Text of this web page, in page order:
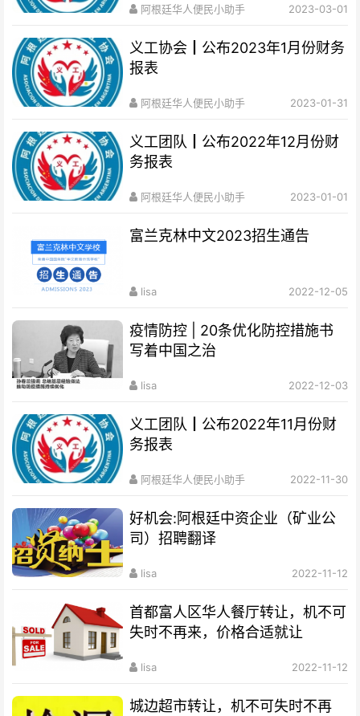
阿根廷华人便民小助手 2023-03-01
义工协会┃公布2023年1月份财务
报表
阿根廷华人便民小助手 2023-01-31
义工团队┃公布2022年12月份财
务报表
阿根廷华人便民小助手 2023-01-01
富兰克林中文2023招生通告
lisa 2022-12-05
疫情防控 | 20条优化防控措施书
写着中国之治
lisa 2022-12-03
义工团队┃公布2022年11月份财
务报表
阿根廷华人便民小助手 2022-11-30
好机会:阿根廷中资企业（矿业公
司）招聘翻译
lisa 2022-11-12
首都富人区华人餐厅转让，机不可
失时不再来，价格合适就让
lisa 2022-11-12
城边超市转让，机不可失时不再